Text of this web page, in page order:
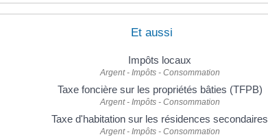
Et aussi
Impôts locaux
Argent - Impôts - Consommation
Taxe foncière sur les propriétés bâties (TFPB)
Argent - Impôts - Consommation
Taxe d'habitation sur les résidences secondaires
Argent - Impôts - Consommation